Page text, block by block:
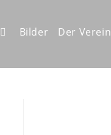
Bilder Der Verein